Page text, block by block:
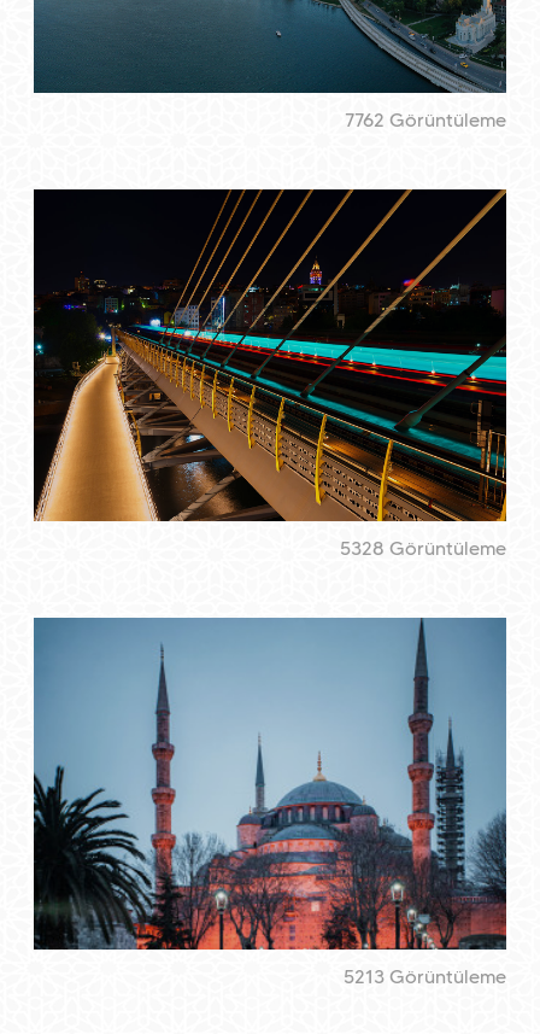
7762 Görüntüleme
5328 Görüntüleme
5213 Görüntüleme